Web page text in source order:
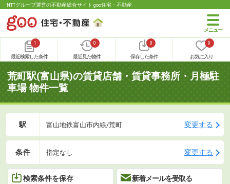
NTTグループ運営の不動産総合サイト goo住宅・不動産
1
最近検索した条件
0
最近見た物件
0
保存した条件
0
お気に入り
荒町駅(富山県)の賃貸店舗・賃貸事務所・月極駐
車場 物件一覧
駅 富山地鉄富山市内線/荒町 変更する
条件 指定なし 変更する
検索条件を保存 新着メールを受取る